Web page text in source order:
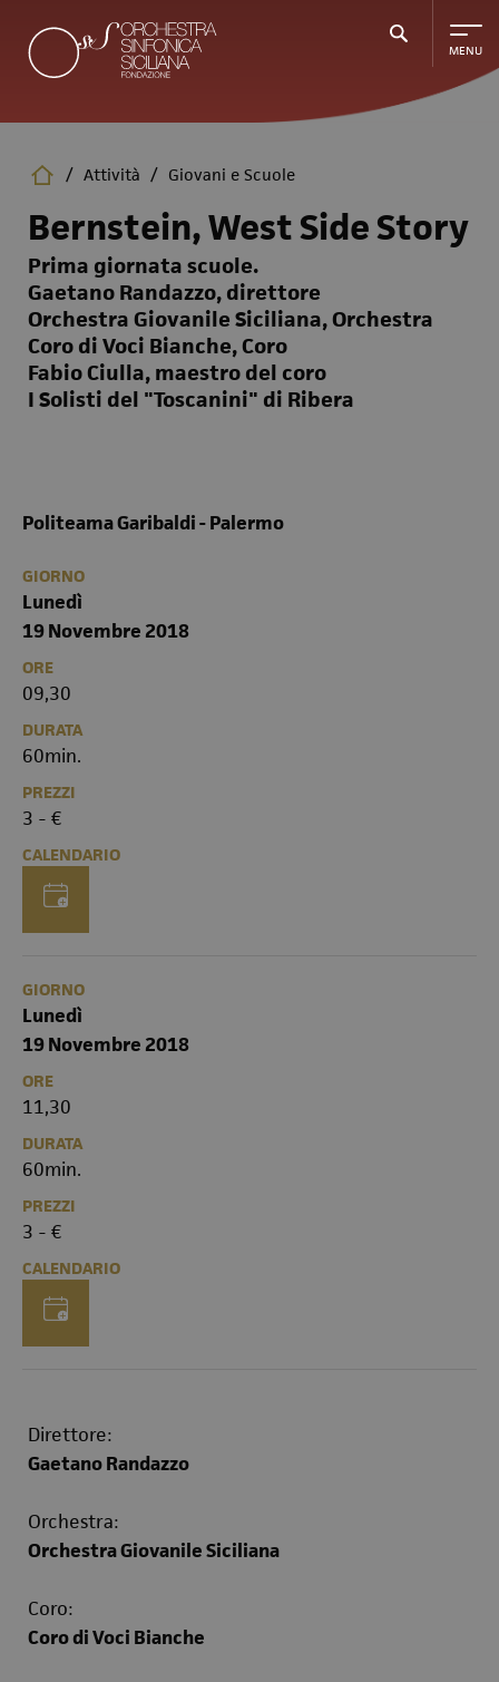
contenuto
principale
/ Attività / Giovani e Scuole
Bernstein, West Side Story
Prima giornata scuole.
Gaetano Randazzo, direttore
Orchestra Giovanile Siciliana, Orchestra
Coro di Voci Bianche, Coro
Fabio Ciulla, maestro del coro
I Solisti del "Toscanini" di Ribera
Politeama Garibaldi - Palermo
GIORNO
Lunedì
19 Novembre 2018
ORE
09,30
DURATA
60min.
PREZZI
3 - €
CALENDARIO
GIORNO
Lunedì
19 Novembre 2018
ORE
11,30
DURATA
60min.
PREZZI
3 - €
CALENDARIO
Direttore:
Gaetano Randazzo
Orchestra:
Orchestra Giovanile Siciliana
Coro:
Coro di Voci Bianche